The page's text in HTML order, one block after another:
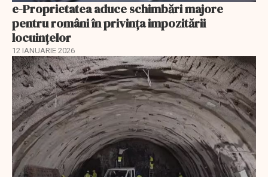
e-Proprietatea aduce schimbări majore
pentru români în privinţa impozitării
locuințelor
12 IANUARIE 2026